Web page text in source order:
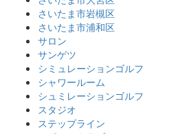
さいたま市岩槻区
さいたま市浦和区
サロン
サンゲツ
シミュレーションゴルフ
シャワールーム
シュミレーションゴルフ
スタジオ
ステップライン